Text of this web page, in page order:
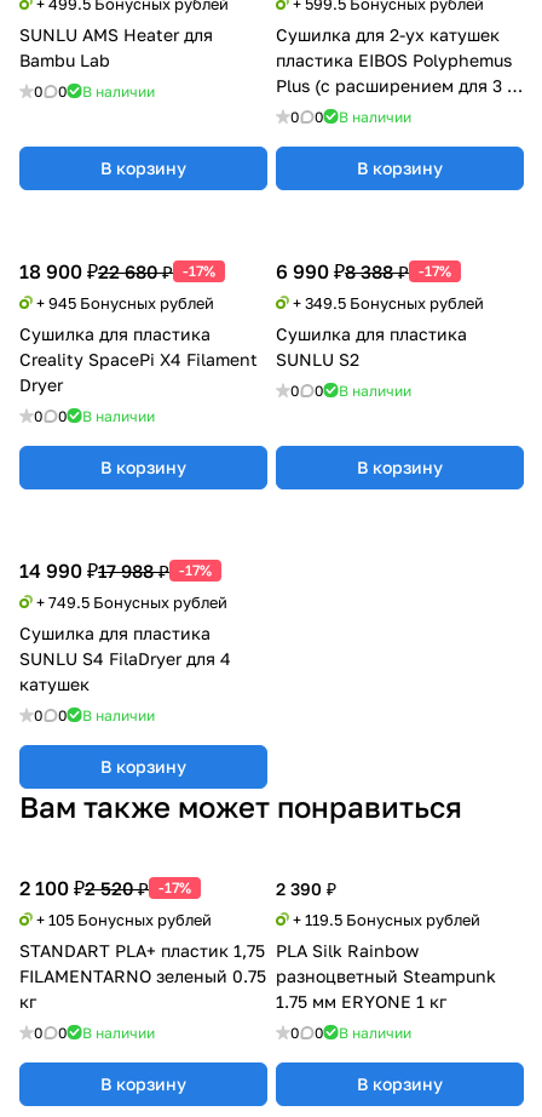
SUNLU AMS Heater для
Bambu Lab
0 0 В наличии
В корзину
Сушилка для 2-ух катушек
пластика EIBOS Polyphemus
Plus (с расширением для 3 кг
катушки)
0 0 В наличии
В корзину
18 900 ₽22 680 ₽ -17%
+ 945 Бонусных рублей
Сушилка для пластика
Creality SpacePi X4 Filament
Dryer
0 0 В наличии
В корзину
6 990 ₽8 388 ₽ -17%
+ 349.5 Бонусных рублей
Сушилка для пластика
SUNLU S2
0 0 В наличии
В корзину
14 990 ₽17 988 ₽ -17%
+ 749.5 Бонусных рублей
Сушилка для пластика
SUNLU S4 FilaDryer для 4
катушек
0 0 В наличии
В корзину
Вам также может понравиться
2 100 ₽2 520 ₽ -17%
+ 105 Бонусных рублей
STANDART PLA+ пластик 1,75
FILAMENTARNO зеленый 0.75
кг
0 0 В наличии
В корзину
2 390 ₽
+ 119.5 Бонусных рублей
PLA Silk Rainbow
разноцветный Steampunk
1.75 мм ERYONE 1 кг
0 0 В наличии
В корзину